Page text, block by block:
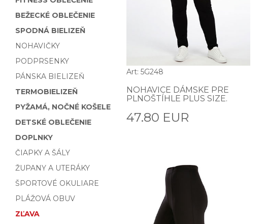
BEŽECKÉ OBLEČENIE
SPODNÁ BIELIZEŇ
NOHAVIČKY
PODPRSENKY
PÁNSKA BIELIZEŇ
TERMOBIELIZEŇ
PYŽAMÁ, NOČNÉ KOŠELE
DETSKÉ OBLEČENIE
DOPLNKY
ČIAPKY A ŠÁLY
ŽUPANY A UTERÁKY
ŠPORTOVÉ OKULIARE
PLÁŽOVÁ OBUV
ZĽAVA
Art: 5G248
NOHAVICE DÁMSKE PRE
PLNOŠTÍHLE PLUS SIZE.
47.80 EUR